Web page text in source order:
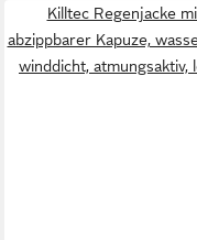
Killtec Regenjacke
abzippbarer Kapuze,
winddicht, atmungsaktiv,